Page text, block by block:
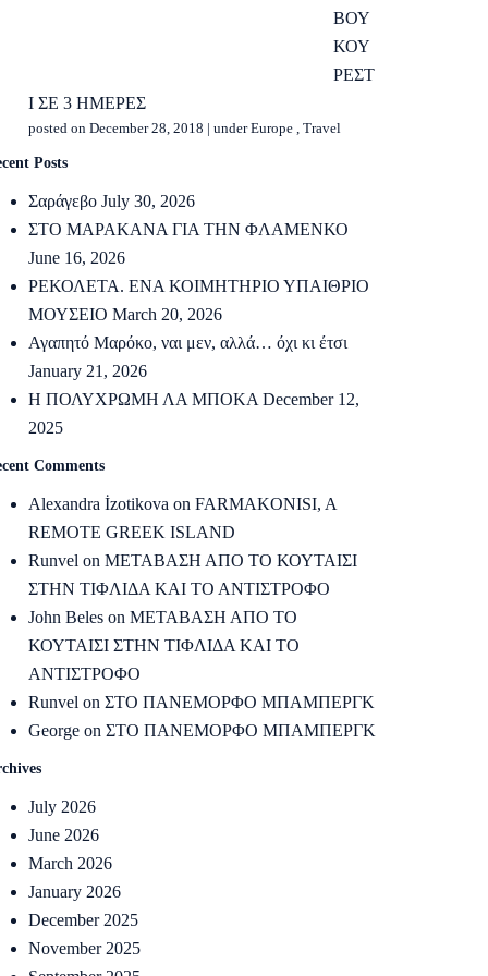
ΒΟΥ
ΚΟΥ
ΡΕΣΤ
Ι ΣΕ 3 ΗΜΕΡΕΣ
posted on December 28, 2018 | underEurope Travel
Posts
Σαράγεβο July 30, 2026
ΣΤΟ ΜΑΡΑΚΑΝΑ ΓΙΑ ΤΗΝ ΦΛΑΜΕΝΚΟ
June 16, 2026
ΡΕΚΟΛΕΤΑ. ΕΝΑ ΚΟΙΜΗΤΗΡΙΟ ΥΠΑΙΘΡΙΟ
ΜΟΥΣΕΙΟ March 20, 2026
Αγαπητό Μαρόκο, ναι μεν, αλλά… όχι κι έτσι
January 21, 2026
Η ΠΟΛΥΧΡΩΜΗ ΛΑ ΜΠΟΚΑ December 12,
2025
Comments
Alexandra İzotikova on FARMAKONISI, A
REMOTE GREEK ISLAND
Runvel on ΜΕΤΑΒΑΣΗ ΑΠΟ ΤΟ ΚΟΥΤΑΙΣΙ
ΣΤΗΝ ΤΙΦΛΙΔΑ ΚΑΙ ΤΟ ΑΝΤΙΣΤΡΟΦΟ
John Beles on ΜΕΤΑΒΑΣΗ ΑΠΟ ΤΟ
ΚΟΥΤΑΙΣΙ ΣΤΗΝ ΤΙΦΛΙΔΑ ΚΑΙ ΤΟ
ΑΝΤΙΣΤΡΟΦΟ
Runvel on ΣΤΟ ΠΑΝΕΜΟΡΦΟ ΜΠΑΜΠΕΡΓΚ
George on ΣΤΟ ΠΑΝΕΜΟΡΦΟ ΜΠΑΜΠΕΡΓΚ
July 2026
June 2026
March 2026
January 2026
December 2025
November 2025